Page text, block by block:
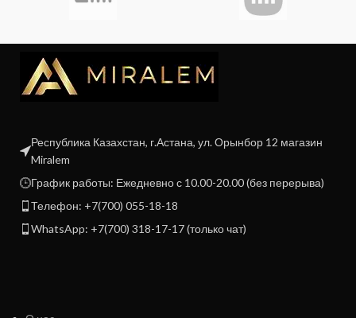
Республика Казахстан, г.Астана, ул. Орынбор 12 магазин
Miralem
График работы: Ежедневно с 10.00-20.00 (без перерыва)
Телефон: +7(700) 055-18-18
WhatsApp: +7(700) 318-17-17 (только чат)